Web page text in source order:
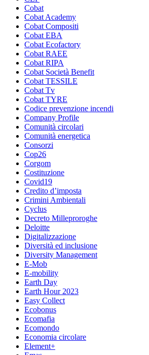
Cobat
Cobat Academy
Cobat Compositi
Cobat EBA
Cobat Ecofactory
Cobat RAEE
Cobat RIPA
Cobat Società Benefit
Cobat TESSILE
Cobat Tv
Cobat TYRE
Codice prevenzione incendi
Company Profile
Comunità circolari
Comunità energetica
Consorzi
Cop26
Corgom
Costituzione
Covid19
Credito d’imposta
Crimini Ambientali
Cyclus
Decreto Milleproroghe
Deloitte
Digitalizzazione
Diversità ed inclusione
Diversity Management
E-Mob
E-mobility
Earth Day
Earth Hour 2023
Easy Collect
Ecobonus
Ecomafia
Ecomondo
Economia circolare
Element+